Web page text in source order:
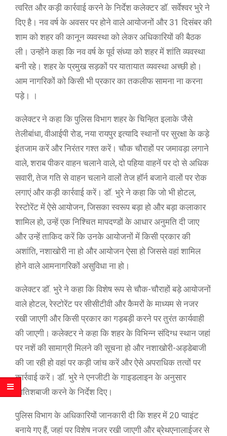
त्वरित और कड़ी कार्रवाई करने के निर्देश कलेक्टर डॉ. सर्वेश्वर भुरे ने
दिए है। नव वर्ष के अवसर पर होने वाले आयोजनों और 31 दिसंबर की
शाम को शहर की कानून व्यवस्था को लेकर अधिकारियों की बैठक
ली। उन्होंने कहा कि नव वर्ष के पूर्व संध्या को शहर में शांति व्यवस्था
बनी रहे। शहर के प्रमुख सड़कों पर यातायात व्यवस्था अच्छी हो।
आम नागरिकों को किसी भी प्रकार का तकलीफ सामना ना करना
पड़े। ।
कलेक्टर ने कहा कि पुलिस विभाग शहर के चिन्हित इलाके जैसे
तेलीबांधा, वीआईपी रोड, नया रायपुर इत्यादि स्थानों पर सुरक्षा के कड़े
इंतजाम करें और निरंतर गश्त करें। चौक चौराहों पर जमावड़ा लगाने
वाले, शराब पीकर वाहन चलाने वाले, दो पहिया वाहनें पर दो से अधिक
सवारी, तेज गति से वाहन चलाने वालों तेज हॉर्न बजाने वालों पर रोक
लगाएं और कड़ी कार्रवाई करें। डॉ. भुरे ने कहा कि जो भी होटल,
रेस्टोरेंट में ऐसे आयोजन, जिसका स्वरूप बड़ा हो और बड़ा कलाकार
शामिल हो, उन्हें एक निश्चित मापदण्डों के आधार अनुमति दी जाए
और उन्हें ताकिद करें कि उनके आयोजनों में किसी प्रकार की
अशांति, नशाखोरी ना हो और आयोजन ऐसा हो जिससे वहां शामिल
होने वाले आमनागरिकों असुविधा ना हो।
कलेक्टर डॉ. भुरे ने कहा कि विशेष रूप से चौक-चौराहों बड़े आयोजनों
वाले होटल, रेस्टोरेंट पर सीसीटीवी और कैमरों के माध्यम से नजर
रखी जाएगी और किसी प्रकार का गड़बड़ी करने पर तुरंत कार्यवाही
की जाएगी। कलेक्टर ने कहा कि शहर के विभिन्न संदिग्ध स्थान जहां
पर नशें की सामाग्री मिलने की सूचना हो और नशाखोरी-अड्डेबाजी
की जा रही हो वहां पर कड़ी जांच करें और ऐसे अपराधिक तत्वों पर
कार्रवाई करें। डॉ. भुरे ने एनजीटी के गाइडलाइन के अनुसार
आतिशबाजी करने के निर्देश दिए।
पुलिस विभाग के अधिकारियों जानकारी दी कि शहर में 20 प्वाइंट
बनाये गए हैं, जहां पर विशेष नजर रखी जाएगी और ब्रेथएनालाईजर से